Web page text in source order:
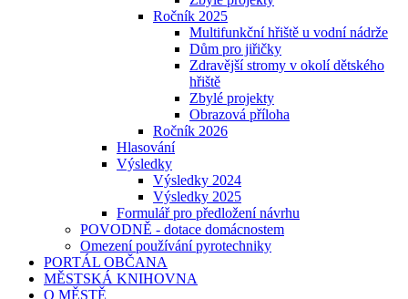
Ročník 2025
Multifunkční hřiště u vodní nádrže
Dům pro jiřičky
Zdravější stromy v okolí dětského
hřiště
Zbylé projekty
Obrazová příloha
Ročník 2026
Hlasování
Výsledky
Výsledky 2024
Výsledky 2025
Formulář pro předložení návrhu
POVODNĚ - dotace domácnostem
Omezení používání pyrotechniky
PORTÁL OBČANA
MĚSTSKÁ KNIHOVNA
O MĚSTĚ